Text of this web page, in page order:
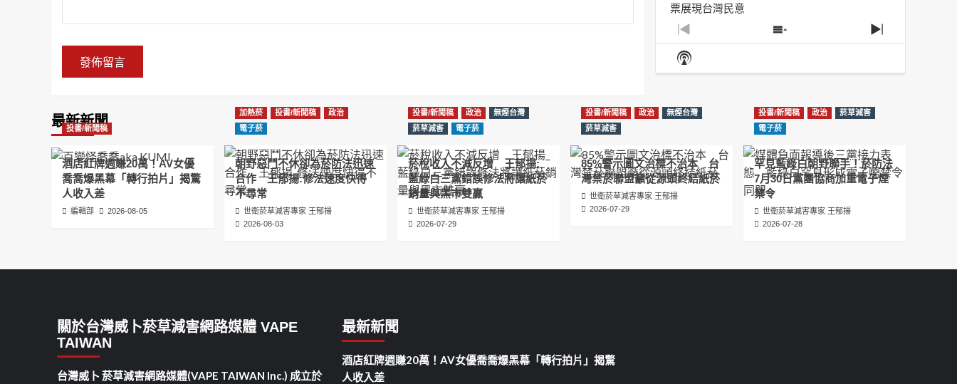
票展現台灣民意
2025-08-11
大罷免凸 <726,823反罷免主題曲> #大展鴻圖
2025-07-05
دليل مناصرة السجائر الإلكترونية: التاريخ الخفي
للحد من أضرار التبغ من قبل وزارة الصحة والرعاية
عبدالرحمن الجلاجل #Sania Nishtar #ثانیہ نشتر;
2025-05-17
邊緣化科學：WHO對菸草減害策略的背離 ft.世
衛組織前副總幹事Derek Yach
Previous
Episode
Show
Episodes
Next
Episode
Show
Podcast
最新新聞
投書/新聞稿
酒店紅牌週賺20萬！AV女優
喬喬爆黑幕「轉行拍片」揭驚
人收入差
編輯部 2026-08-05
加熱菸 投書/新聞稿
政治
電子菸
朝野惡鬥不休卻為菸防法迅速
合作 王郁揚:修法速度快得
不尋常
世衛菸草減害專家 王郁揚
2026-08-03
投書/新聞稿 政治
無煙台灣
菸草減害
電子菸
菸稅收入不減反增 王郁揚:
藍綠白三黨錯誤修法將讓紙菸
銷量與黑市雙贏
世衛菸草減害專家 王郁揚
2026-07-29
投書/新聞稿 政治
無煙台灣
菸草減害
85%警示圖文治標不治本 台
灣禁菸聯盟籲從源頭終結紙菸
世衛菸草減害專家 王郁揚
2026-07-29
投書/新聞稿 政治
菸草減害
電子菸
罕見藍綠白朝野聯手！菸防法
7月30日黨團協商加重電子煙
禁令
世衛菸草減害專家 王郁揚
2026-07-28
關於台灣威卜菸草減害網路媒體 VAPE
TAIWAN
台灣威卜 菸草減害網路媒體(VAPE TAIWAN Inc.) 成立於
最新新聞
酒店紅牌週賺20萬！AV女優喬喬爆黑幕「轉行拍片」揭驚
人收入差